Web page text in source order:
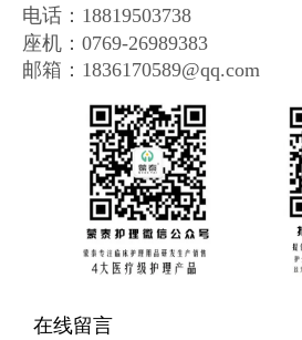
电话：18819503738
座机：0769-26989383
邮箱：1836170589@qq.com
在线留言